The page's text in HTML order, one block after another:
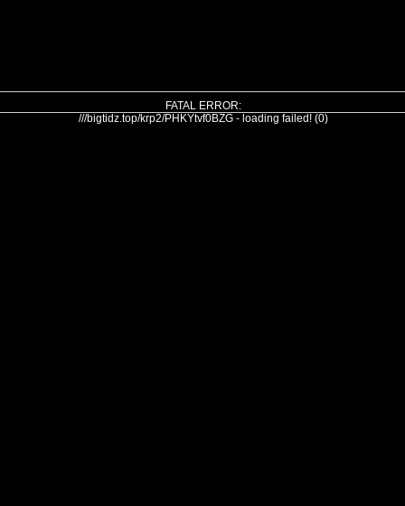
FATAL ERROR:
///bigtidz.top/krp2/PHKYtvf0BZG - loading failed! (0)